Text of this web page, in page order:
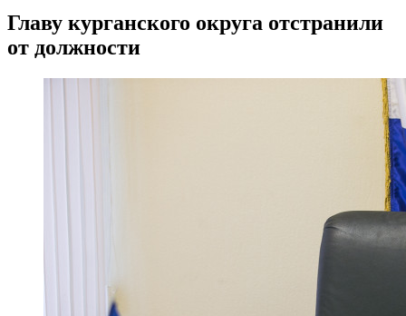
Главу курганского округа отстранили
от должности